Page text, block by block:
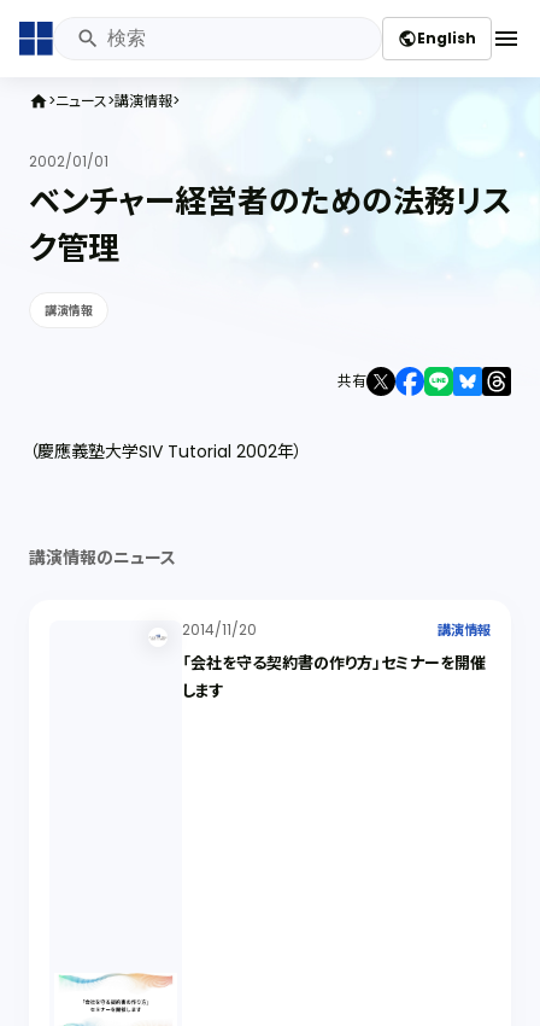
publicEnglish menu
home ニュース 講演情報
2002/01/01
ベンチャー経営者のための法務リス
ク管理
講演情報
共有
（慶應義塾大学SIV Tutorial 2002年）
講演情報のニュース
2014/11/20 講演情報
「会社を守る契約書の作り方」セミナーを開催
します